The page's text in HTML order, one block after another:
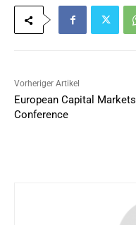
Vorheriger Artikel
European Capital Markets
Conference